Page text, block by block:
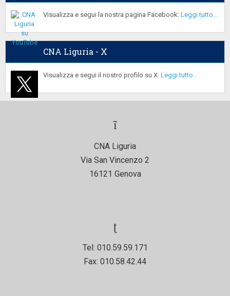
Visualizza e segui la nostra pagina Facebook: Leggi tutto...
CNA Liguria - X
Visualizza e segui il nostro profilo su X: Leggi tutto...
CNA Liguria
Via San Vincenzo 2
16121 Genova
Tel: 010.59.59.171
Fax: 010.58.42.44